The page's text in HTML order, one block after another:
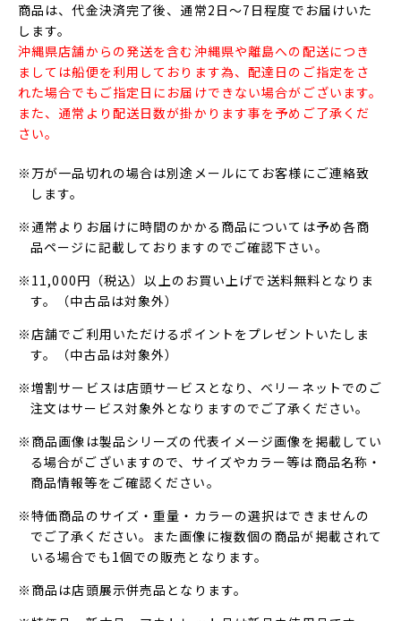
商品は、代金決済完了後、通常2日～7日程度でお届けいた
します。
沖縄県店舗からの発送を含む沖縄県や離島への配送につき
ましては船便を利用しております為、配達日のご指定をさ
れた場合でもご指定日にお届けできない場合がございます。
また、通常より配送日数が掛かります事を予めご了承くだ
さい。
※万が一品切れの場合は別途メールにてお客様にご連絡致
します。
※通常よりお届けに時間のかかる商品については予め各商
品ページに記載しておりますのでご確認下さい。
※11,000円（税込）以上のお買い上げで送料無料となりま
す。（中古品は対象外）
※店舗でご利用いただけるポイントをプレゼントいたしま
す。（中古品は対象外）
※増割サービスは店頭サービスとなり、ベリーネットでのご
注文はサービス対象外となりますのでご了承ください。
※商品画像は製品シリーズの代表イメージ画像を掲載してい
る場合がございますので、サイズやカラー等は商品名称・
商品情報等をご確認ください。
※特価商品のサイズ・重量・カラーの選択はできませんの
でご了承ください。また画像に複数個の商品が掲載されて
いる場合でも1個での販売となります。
※商品は店頭展示併売品となります。